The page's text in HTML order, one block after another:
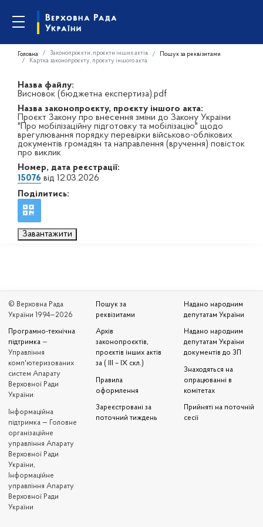
Головна Законопроєкти, проєкти інших актів
Пошук за реквізитами
Картка законопроєкту, проєкту іншого акта
Назва файлу:
Висновок (бюджетна експертиза).pdf
Назва законопроєкту, проєкту іншого акта:
Проєкт Закону про внесення зміни до Закону України
"Про мобілізаційну підготовку та мобілізацію" щодо
врегулювання порядку перевірки військово-облікових
документів громадян та направлення (вручення) повісток
про виклик
Номер, дата реєстрації:
15076 від 12.03.2026
Поділитись:
Завантажити
© Верховна Рада
України 1994—2026
Програмно-технічна
підтримка —
Управління
комп'ютеризованих
систем Апарату
Верховної Ради
України
Iнформаційна
підтримка — Головне
організаційне
управління Апарату
Верховної Ради
України,
Інформаційне
управління Апарату
Верховної Ради
України
Пошук за
реквізитами
Архів
законопроєктів,
проєктів інших актів
за ( III – IX скл.)
Правила
оформлення
Зареєстровані за
поточний тиждень
Надано народним
депутатам України
Надано народним
депутатам України
документів до ЗП
Знаходяться на
опрацюванні в
комітетах
Прийняті на поточній
сесії